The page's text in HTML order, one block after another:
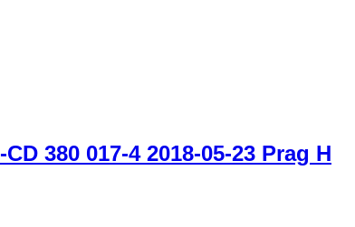
380 017-4 2018-05-23 Prag H